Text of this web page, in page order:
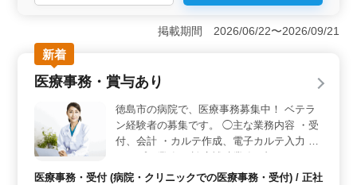
けることが多く、建設現場での電気工事施工管理に携わ
れます。経験豊富な方を歓迎しています。 ＜給与・
福利厚生の魅力＞ 年収400～660万円で、全額支給の通
勤手当があります。健康保険・厚生年金・雇用保険・労
災保険を完備しています。 ＜募集条件の魅力＞ 電
気工事の現場管理経験があれば応募可能です。1級・2級
代、60代の方も積極的に歓迎されています。
掲載期間 2026/06/22〜2026/09/21
新着
医療事務・賞与あり
徳島市の病院で、医療事務募集中！ ベテラ
ン経験者の募集です。 ◯主な業務内容 ・受
付、会計 ・カルテ作成、電子カルテ入力 ・
OK！お気軽にご応募ください！ ※駅チカ
医療事務・受付 (病院・クリニックでの医療事務・受付) / 正社